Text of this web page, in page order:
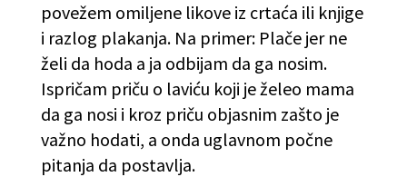
povežem omiljene likove iz crtaća ili knjige
i razlog plakanja. Na primer: Plače jer ne
želi da hoda a ja odbijam da ga nosim.
Ispričam priču o laviću koji je želeo mama
da ga nosi i kroz priču objasnim zašto je
važno hodati, a onda uglavnom počne
pitanja da postavlja.